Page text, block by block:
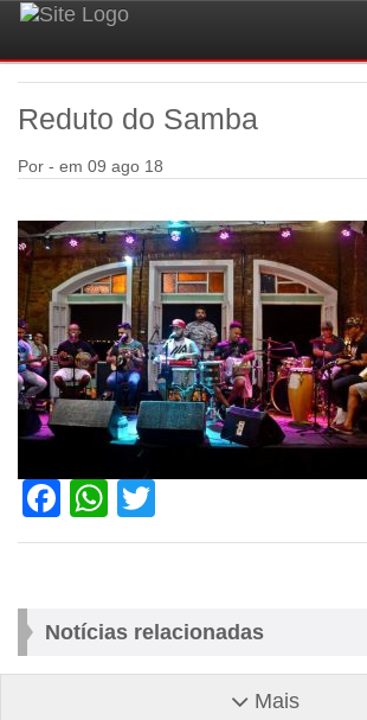
Reduto do Samba
Por - em 09 ago 18
Facebook
WhatsApp
Notícias relacionadas
Mais